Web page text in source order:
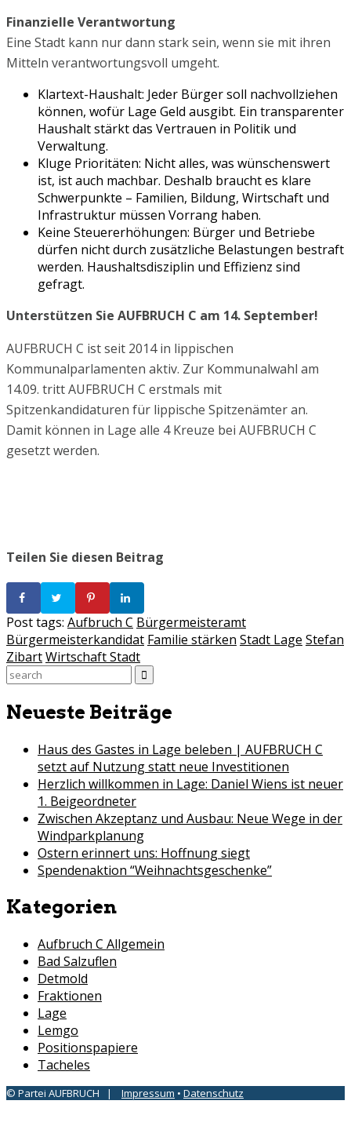
Finanzielle Verantwortung
Eine Stadt kann nur dann stark sein, wenn sie mit ihren
Mitteln verantwortungsvoll umgeht.
Klartext-Haushalt: Jeder Bürger soll nachvollziehen
können, wofür Lage Geld ausgibt. Ein transparenter
Haushalt stärkt das Vertrauen in Politik und
Verwaltung.
Kluge Prioritäten: Nicht alles, was wünschenswert
ist, ist auch machbar. Deshalb braucht es klare
Schwerpunkte – Familien, Bildung, Wirtschaft und
Infrastruktur müssen Vorrang haben.
Keine Steuererhöhungen: Bürger und Betriebe
dürfen nicht durch zusätzliche Belastungen bestraft
werden. Haushaltsdisziplin und Effizienz sind
gefragt.
Unterstützen Sie AUFBRUCH C am 14. September!
AUFBRUCH C ist seit 2014 in lippischen
Kommunalparlamenten aktiv. Zur Kommunalwahl am
14.09. tritt AUFBRUCH C erstmals mit
Spitzenkandidaturen für lippische Spitzenämter an.
Damit können in Lage alle 4 Kreuze bei AUFBRUCH C
gesetzt werden.
Teilen Sie diesen Beitrag
Post tags: Aufbruch C Bürgermeisteramt
Bürgermeisterkandidat Familie stärken Stadt Lage Stefan
ZibartWirtschaft Stadt
Search
Neueste Beiträge
Haus des Gastes in Lage beleben | AUFBRUCH C
setzt auf Nutzung statt neue Investitionen
Herzlich willkommen in Lage: Daniel Wiens ist neuer
1. Beigeordneter
Zwischen Akzeptanz und Ausbau: Neue Wege in der
Windparkplanung
Ostern erinnert uns: Hoffnung siegt
Spendenaktion “Weihnachtsgeschenke”
Kategorien
Aufbruch C Allgemein
Bad Salzuflen
Detmold
Fraktionen
Lage
Lemgo
Positionspapiere
Tacheles
© Partei AUFBRUCH | Impressum • Datenschutz